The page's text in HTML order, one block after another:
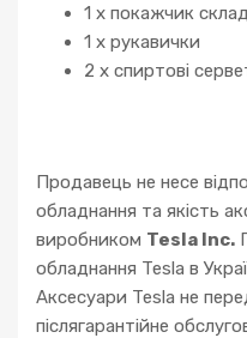
1 х покажчик
1 х рукавички
2 х спиртові
Продавець не несе
обладнання та якість
виробником Tesla Inc.
обладнання Tesla в
Аксесуари Tesla не
післягарантійне